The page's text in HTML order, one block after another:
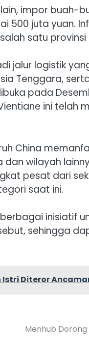
lain, impor buah-
500 juta yuan.
satu
jalur logistik
Tenggara,
pada
ini telah
China
wilayah
pesat dari
saat ini.
inisiatif
sehingga
Diteror
Menhub